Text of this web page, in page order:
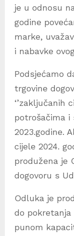
je u odnosu
godine
marke,
i nabavke
Podsjećamo
trgovine
‘’zaključanih
potrošačima i
2023.godine.
cijele 2024.
produžena je
dogovoru s
Odluka je
do pokretanja
punom